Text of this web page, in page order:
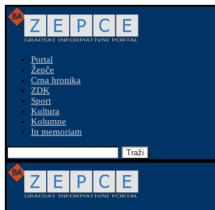
Portal
Žepče
Crna hronika
ZDK
Sport
Kultura
Kolumne
In memoriam
Traži